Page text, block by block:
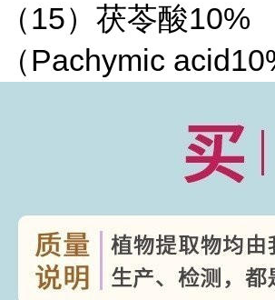
（15）茯苓酸10%
（Pachymic